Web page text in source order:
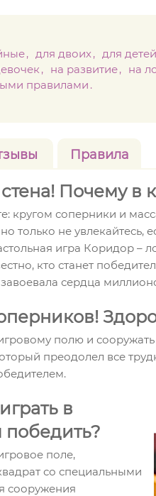
для двоих
для детей
на развитие
на
правилами
Правила
Почему в
кругом соперники и
только не увлекайтесь,
игра Коридор –
кто станет
сердца
полю и
преодолел все
в
победить?
поле,
со специальными
сооружения